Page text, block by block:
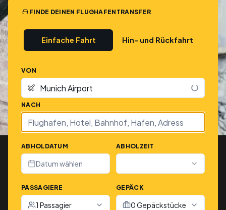
FINDE DEINEN FLUGHAFENTRANSFER
Einfache Fahrt Hin- und Rückfahrt
VON
NACH
ABHOLDATUM
Datum wählen
ABHOLZEIT
PASSAGIERE
1 Passagier
GEPÄCK
0 Gepäckstücke